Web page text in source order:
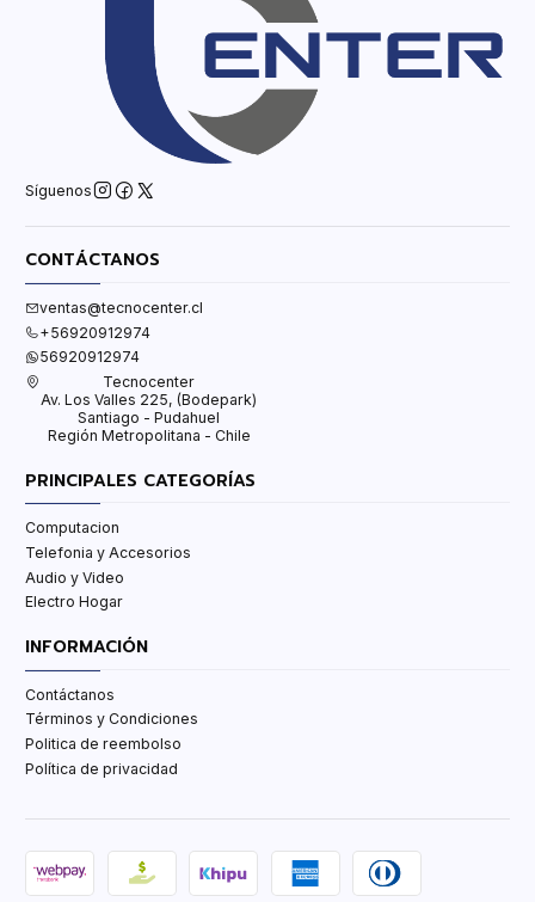
Síguenos
CONTÁCTANOS
ventas@tecnocenter.cl
+56920912974
56920912974
Tecnocenter
Av. Los Valles 225, (Bodepark)
Santiago - Pudahuel
Región Metropolitana - Chile
PRINCIPALES CATEGORÍAS
Computacion
Telefonia y Accesorios
Audio y Video
Electro Hogar
INFORMACIÓN
Contáctanos
Términos y Condiciones
Politica de reembolso
Política de privacidad